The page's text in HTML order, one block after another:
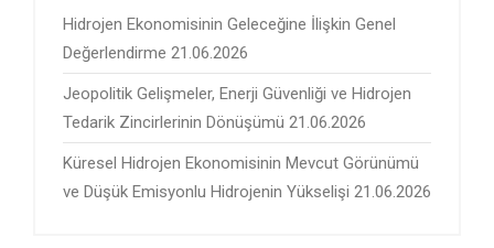
Hidrojen Ekonomisinin Geleceğine İlişkin Genel
Değerlendirme 21.06.2026
Jeopolitik Gelişmeler, Enerji Güvenliği ve Hidrojen
Tedarik Zincirlerinin Dönüşümü 21.06.2026
Küresel Hidrojen Ekonomisinin Mevcut Görünümü
ve Düşük Emisyonlu Hidrojenin Yükselişi 21.06.2026